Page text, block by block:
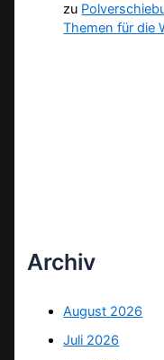
zu
Themen für die
Archiv
August 2026
Juli 2026